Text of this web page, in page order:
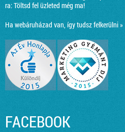
ra:Töltsd fel üzleted még ma!
Ha webáruházad van, így tudsz felkerülni »
FACEBOOK